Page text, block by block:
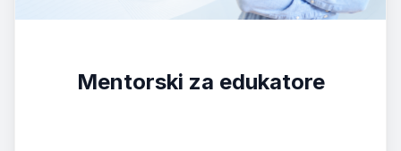
Mentorski za edukatore